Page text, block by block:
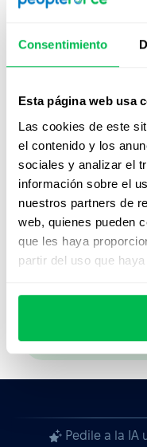
Consentimiento
Esta página web usa
Las cookies de este
el contenido y los
sociales y analizar el
información sobre el
nuestros partners de
web, quienes pueden
que les haya
partir del uso que
acción
Desde Core HR
personas,
los equipos a
hasta 80 horas al
Ver demo en
Pedile a la IA